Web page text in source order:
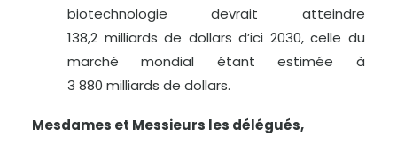
biotechnologie devrait atteindre
138,2 milliards de dollars d’ici 2030, celle du
marché mondial étant estimée à
3 880 milliards de dollars.
Mesdames et Messieurs les délégués,